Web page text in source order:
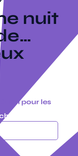
nuit
19h pour les